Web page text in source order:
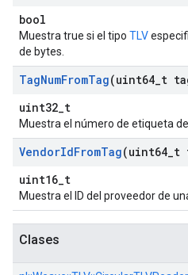
bool
Muestra true si el tipo TLV
de bytes.
TagNumFromTag(uint64 t
uint32_t
Muestra el número de etiqueta
VendorIdFromTag(uint64 t
uint16_t
Muestra el ID del proveedor de
Clases